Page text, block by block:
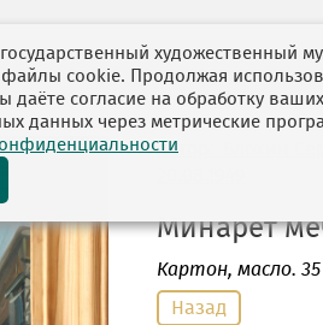
автор: Блохин
Минарет
Картон, масло. 35
Назад
художественный
файлы cookie. Продолжая
даёте согласие на обработку ваших
данных через метрические